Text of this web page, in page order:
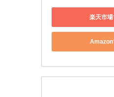
楽天市
Amazon